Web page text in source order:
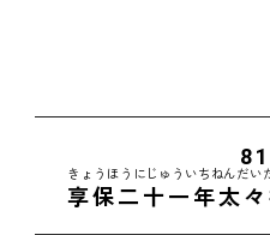
享保二十一年太
きょうほうにじゅういちねんだい